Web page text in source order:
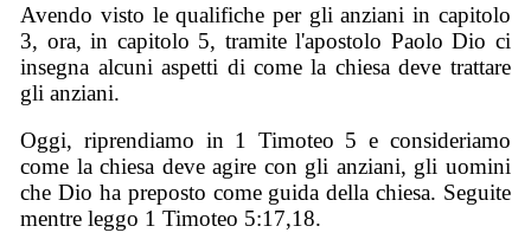
Avendo visto le qualifiche per gli anziani in capitolo
3, ora, in capitolo 5, tramite l'apostolo Paolo Dio ci
insegna alcuni aspetti di come la chiesa deve trattare
gli anziani.
Oggi, riprendiamo in 1 Timoteo 5 e consideriamo
come la chiesa deve agire con gli anziani, gli uomini
che Dio ha preposto come guida della chiesa. Seguite
mentre leggo 1 Timoteo 5:17,18.